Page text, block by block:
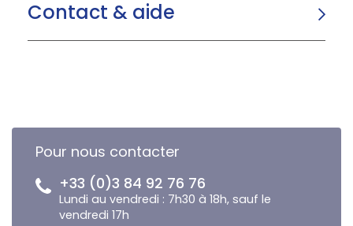
Contact & aide
Pour nous contacter
+33 (0)3 84 92 76 76
Lundi au vendredi : 7h30 à 18h, sauf le
vendredi 17h